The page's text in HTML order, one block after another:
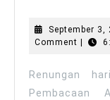
September 3,
Comment
Renungan
Pembacaan